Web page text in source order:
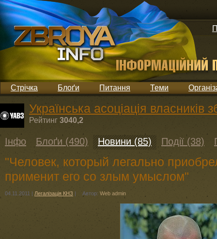
Стрічка Блоґи Питання Теми
Українська асоціація власників
Рейтинг 3040,2
Інфо Блоґи (490) Новини (85) Події (38)
"Человек, который легально
применит его со злым умыслом"
04.11.2011 | Легалізація КНЗ | Автор: Web admin